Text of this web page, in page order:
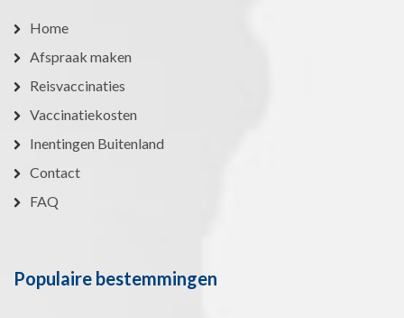
Home
Afspraak maken
Reisvaccinaties
Vaccinatiekosten
Inentingen Buitenland
Contact
FAQ
Populaire bestemmingen